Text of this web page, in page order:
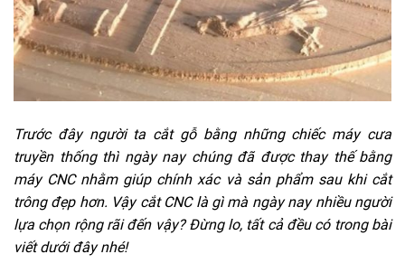
Trước đây người ta cắt gỗ bằng những chiếc máy cưa
truyền thống thì ngày nay chúng đã được thay thế bằng
máy CNC nhằm giúp chính xác và sản phẩm sau khi cắt
trông đẹp hơn. Vậy cắt CNC là gì mà ngày nay nhiều người
lựa chọn rộng rãi đến vậy? Đừng lo, tất cả đều có trong bài
viết dưới đây nhé!